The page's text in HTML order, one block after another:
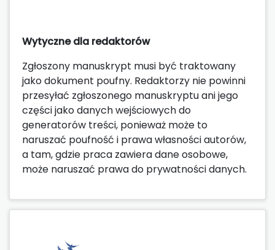
Wytyczne dla redaktorów
Zgłoszony manuskrypt musi być traktowany
jako dokument poufny. Redaktorzy nie powinni
przesyłać zgłoszonego manuskryptu ani jego
części jako danych wejściowych do
generatorów treści, ponieważ może to
naruszać poufność i prawa własności autorów,
a tam, gdzie praca zawiera dane osobowe,
może naruszać prawa do prywatności danych.